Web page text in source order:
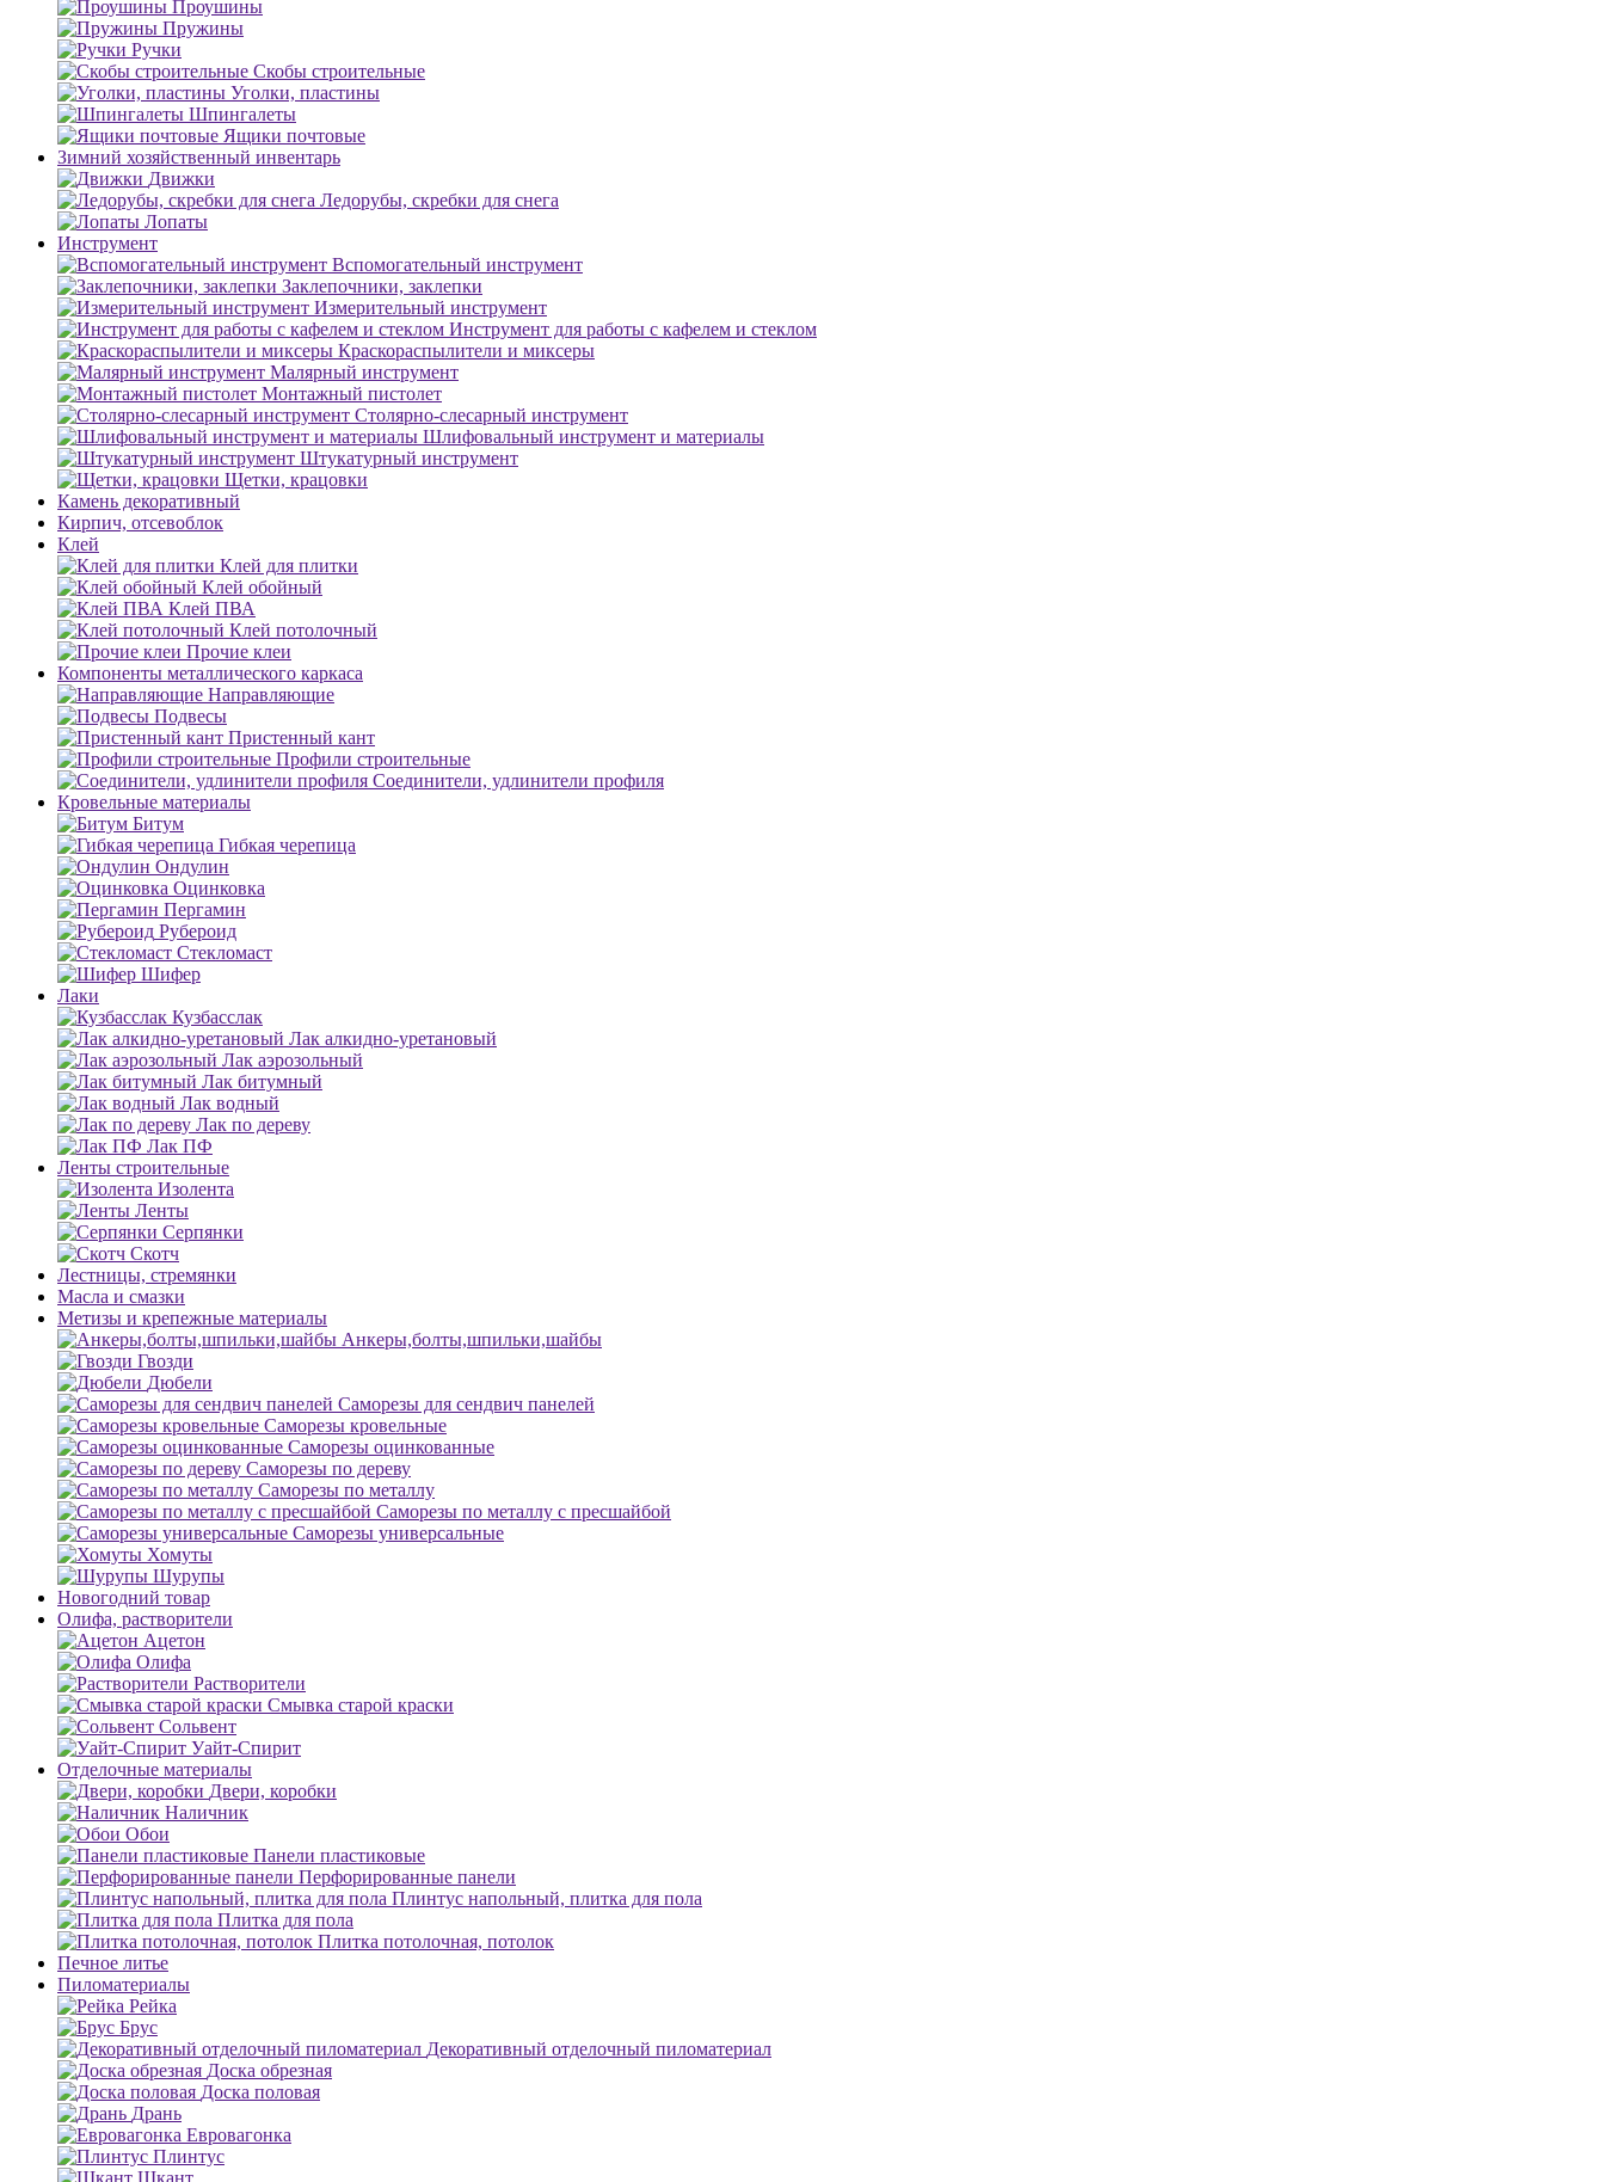
Проушины
Пружины
Ручки
Скобы строительные
Уголки, пластины
Шпингалеты
Ящики почтовые
Зимний хозяйственный инвентарь
Движки
Ледорубы, скребки для снега
Лопаты
Инструмент
Вспомогательный инструмент
Заклепочники, заклепки
Измерительный инструмент
Инструмент для работы с кафелем и стеклом
Краскораспылители и миксеры
Малярный инструмент
Монтажный пистолет
Столярно-слесарный инструмент
Шлифовальный инструмент и материалы
Штукатурный инструмент
Щетки, крацовки
Камень декоративный
Кирпич, отсевоблок
Клей
Клей для плитки
Клей обойный
Клей ПВА
Клей потолочный
Прочие клеи
Компоненты металлического каркаса
Направляющие
Подвесы
Пристенный кант
Профили строительные
Соединители, удлинители профиля
Кровельные материалы
Битум
Гибкая черепица
Ондулин
Оцинковка
Пергамин
Рубероид
Стекломаст
Шифер
Лаки
Кузбасслак
Лак алкидно-уретановый
Лак аэрозольный
Лак битумный
Лак водный
Лак по дереву
Лак ПФ
Ленты строительные
Изолента
Ленты
Серпянки
Скотч
Лестницы, стремянки
Масла и смазки
Метизы и крепежные материалы
Анкеры,болты,шпильки,шайбы
Гвозди
Дюбели
Саморезы для сендвич панелей
Саморезы кровельные
Саморезы оцинкованные
Саморезы по дереву
Саморезы по металлу
Саморезы по металлу с пресшайбой
Саморезы универсальные
Хомуты
Шурупы
Новогодний товар
Олифа, растворители
Ацетон
Олифа
Растворители
Смывка старой краски
Сольвент
Уайт-Спирит
Отделочные материалы
Двери, коробки
Наличник
Обои
Панели пластиковые
Перфорированные панели
Плинтус напольный, плитка для пола
Плитка для пола
Плитка потолочная, потолок
Печное литье
Пиломатериалы
Рейка
Брус
Декоративный отделочный пиломатериал
Доска обрезная
Доска половая
Дрань
Евровагонка
Плинтус
Шкант